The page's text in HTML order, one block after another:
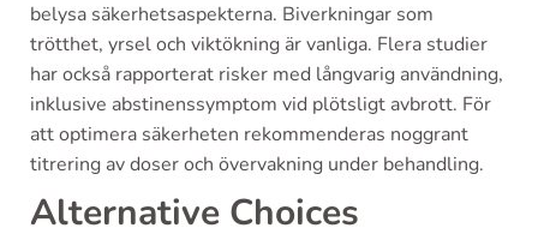
belysa säkerhetsaspekterna. Biverkningar som
trötthet, yrsel och viktökning är vanliga. Flera studier
har också rapporterat risker med långvarig användning,
inklusive abstinenssymptom vid plötsligt avbrott. För
att optimera säkerheten rekommenderas noggrant
titrering av doser och övervakning under behandling.
Alternative Choices